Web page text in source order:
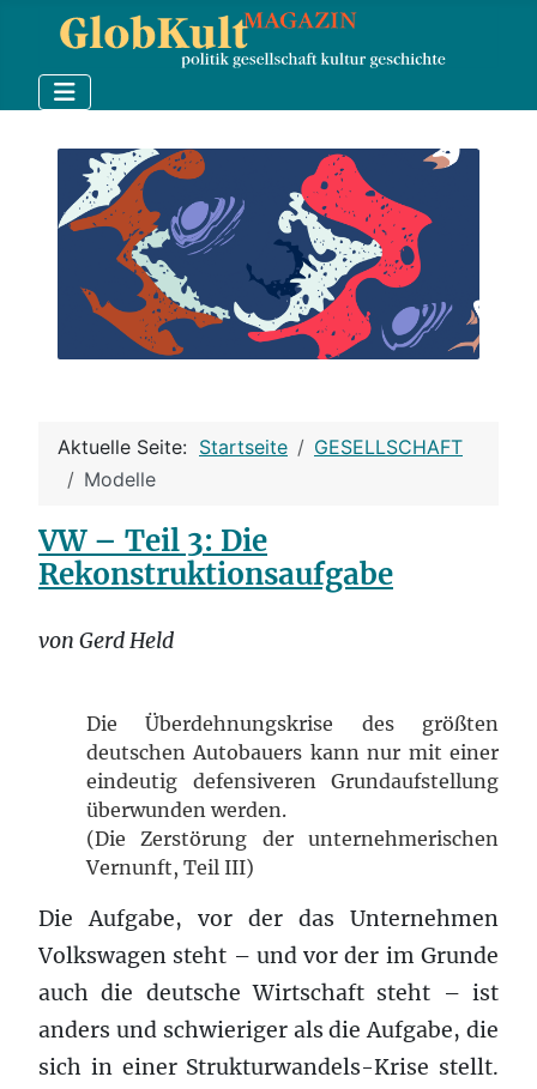
Aktuelle Seite: Startseite
GESELLSCHAFT
Modelle
VW – Teil 3: Die
Rekonstruktionsaufgabe
von Gerd Held
Die Überdehnungskrise des größten
deutschen Autobauers kann nur mit einer
eindeutig defensiveren Grundaufstellung
überwunden werden.
(Die Zerstörung der unternehmerischen
Vernunft, Teil III)
Die Aufgabe, vor der das Unternehmen
Volkswagen steht – und vor der im Grunde
auch die deutsche Wirtschaft steht – ist
anders und schwieriger als die Aufgabe, die
sich in einer Strukturwandels-Krise stellt.